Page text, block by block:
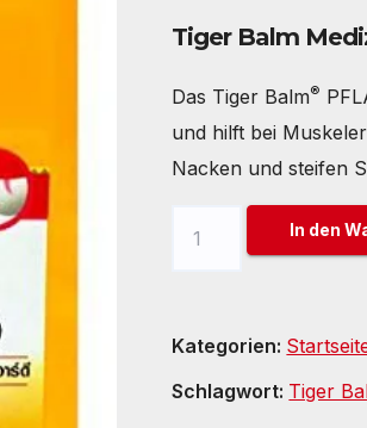
14,95 €9,95
Tiger Balm
Das Tiger Balm®
und hilft bei
Nacken und steifen
Menge
In den
Kategorien:
Schlagwort: Tiger